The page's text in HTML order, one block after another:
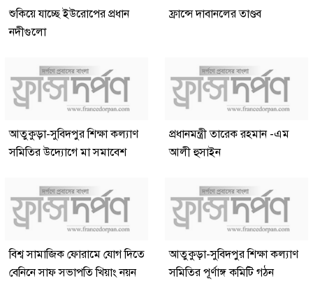
শুকিয়ে যাচ্ছে ইউরোপের প্রধান
নদীগুলো
ফ্রান্সে দাবানলের তাণ্ডব
আতুকুড়া-সুবিদপুর শিক্ষা কল্যাণ
সমিতির উদ্যোগে মা সমাবেশ
প্রধানমন্ত্রী তারেক রহমান -এম
আলী হুসাইন
বিশ্ব সামাজিক ফোরামে যোগ দিতে
বেনিনে সাফ সভাপতি খিয়াং নয়ন
আতুকুড়া-সুবিদপুর শিক্ষা কল্যাণ
সমিতির পূর্ণাঙ্গ কমিটি গঠন